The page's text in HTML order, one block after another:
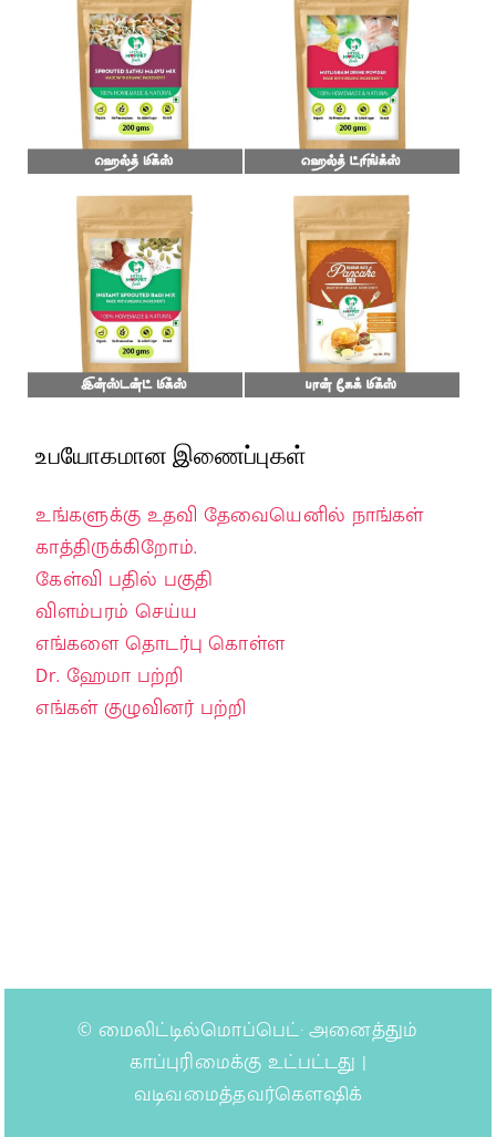
உபயோகமான இணைப்புகள்
உங்களுக்கு உதவி தேவையெனில் நாங்கள்
காத்திருக்கிறோம்.
கேள்வி பதில் பகுதி
விளம்பரம் செய்ய
எங்களை தொடர்பு கொள்ள
Dr. ஹேமா பற்றி
எங்கள் குழுவினர் பற்றி
© மைலிட்டில்மொப்பெட்· அனைத்தும்
காப்புரிமைக்கு உட்பட்டது |
வடிவமைத்தவர்கௌஷிக்